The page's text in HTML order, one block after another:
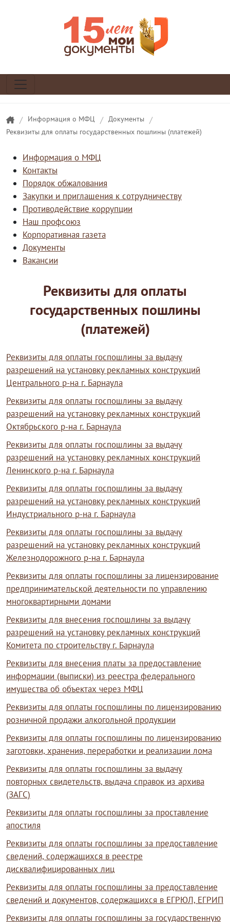
/ Информация о МФЦ / Документы /
Реквизиты для оплаты государственных пошлины (платежей)
Информация о МФЦ
Контакты
Порядок обжалования
Закупки и приглашения к сотрудничеству
Противодействие коррупции
Наш профсоюз
Корпоративная газета
Документы
Вакансии
Реквизиты для оплаты
государственных пошлины
(платежей)
Реквизиты для оплаты госпошлины за выдачу
разрешений на установку рекламных конструкций
Центрального р-на г. Барнаула
Реквизиты для оплаты госпошлины за выдачу
разрешений на установку рекламных конструкций
Октябрьского р-на г. Барнаула
Реквизиты для оплаты госпошлины за выдачу
разрешений на установку рекламных конструкций
Ленинского р-на г. Барнаула
Реквизиты для оплаты госпошлины за выдачу
разрешений на установку рекламных конструкций
Индустриального р-на г. Барнаула
Реквизиты для оплаты госпошлины за выдачу
разрешений на установку рекламных конструкций
Железнодорожного р-на г. Барнаула
Реквизиты для оплаты госпошлины за лицензирование
предпринимательской деятельности по управлению
многоквартирными домами
Реквизиты для внесения госпошлины за выдачу
разрешений на установку рекламных конструкций
Комитета по строительству г. Барнаула
Реквизиты для внесения платы за предоставление
информации (выписки) из реестра федерального
имущества об объектах через МФЦ
Реквизиты для оплаты госпошлины по лицензированию
розничной продажи алкогольной продукции
Реквизиты для оплаты госпошлины по лицензированию
заготовки, хранения, переработки и реализации лома
Реквизиты для оплаты госпошлины за выдачу
повторных свидетельств, выдача справок из архива
(ЗАГС)
Реквизиты для оплаты госпошлины за проставление
апостиля
Реквизиты для оплаты госпошлины за предоставление
сведений, содержащихся в реестре
дисквалифицированных лиц
Реквизиты для оплаты госпошлины за предоставление
сведений и документов, содержащихся в ЕГРЮЛ, ЕГРИП
Реквизиты для оплаты госпошлины за государственную